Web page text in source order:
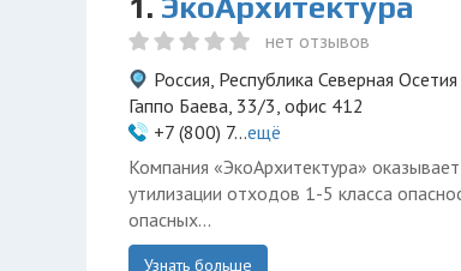
1. ЭкоАрхитектура
нет отзывов
Россия, Республика Северная
Гаппо Баева, 33/3, офис 412
+7 (800) 7...ещё
Компания «ЭкоАрхитектура»
утилизации отходов 1-5 класса
опасных...
Узнать больше